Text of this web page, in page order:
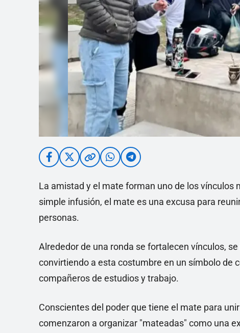
La amistad y el mate forman uno de los vínculos
simple infusión, el mate es una excusa para
personas.
Alrededor de una ronda se fortalecen vínculos,
convirtiendo a esta costumbre en un símbolo de
compañeros de estudios y trabajo.
Conscientes del poder que tiene el mate para
comenzaron a organizar "mateadas" como una